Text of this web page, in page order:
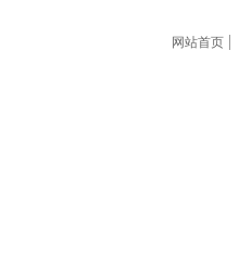
网站首页